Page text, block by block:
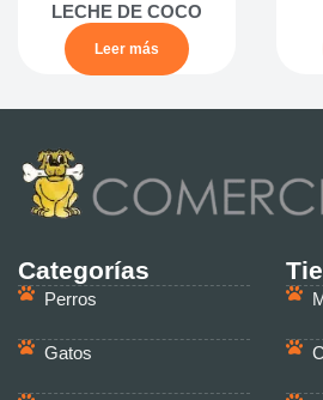
LECHE DE COCO
Leer más
Categorías
Perros
Gatos